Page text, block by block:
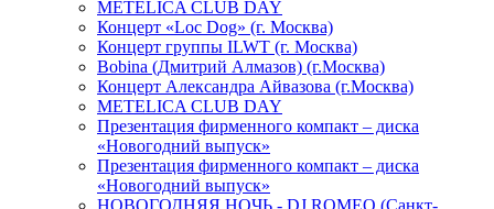
METELICA CLUB DAY
Концерт «Loc Dog» (г. Москва)
Концерт группы ILWT (г. Москва)
Bobina (Дмитрий Алмазов) (г.Москва)
Концерт Александра Айвазова (г.Москва)
METELICA CLUB DAY
Презентация фирменного компакт – диска
«Новогодний выпуск»
Презентация фирменного компакт – диска
«Новогодний выпуск»
НОВОГОДНЯЯ НОЧЬ - DJ ROMEO (Санкт-